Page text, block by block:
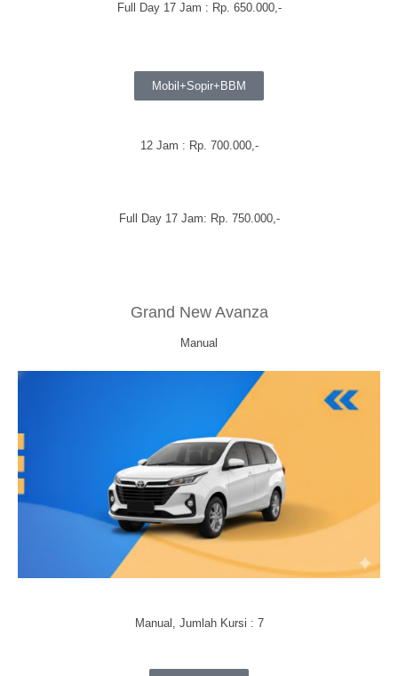
Full Day 17 Jam : Rp. 650.000,-
Mobil+Sopir+BBM
12 Jam : Rp. 700.000,-
Full Day 17 Jam: Rp. 750.000,-
Grand New Avanza
Manual
Manual, Jumlah Kursi : 7